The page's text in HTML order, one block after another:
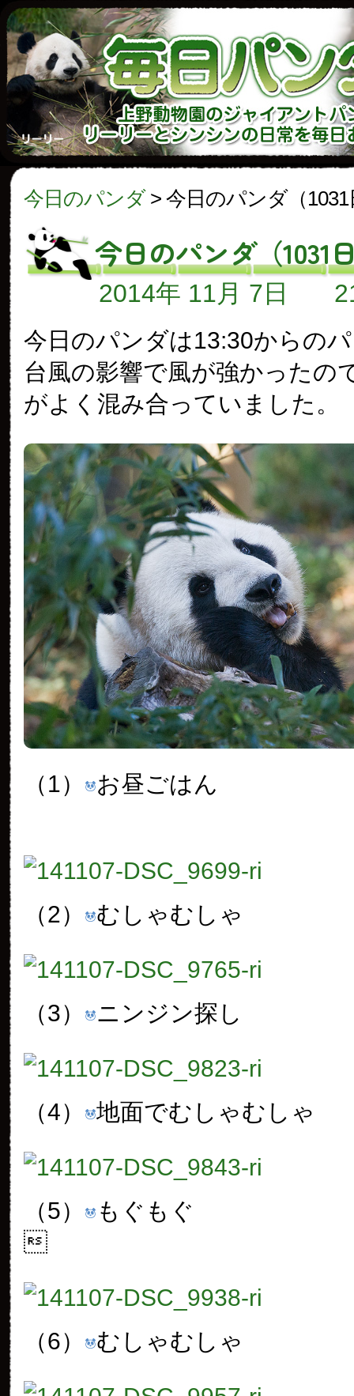
今日のパンダ> 今日のパンダ（1031
今日のパンダ（1031
2014年 11月 7日
今日のパンダは13:30からの
台風の影響で風が強かったの
がよく混み合っていました。
（1） お昼ごはん
（2） むしゃむしゃ
（3） ニンジン探し
（4） 地面でむしゃむしゃ
（5）
もぐもぐ
（6） むしゃむしゃ